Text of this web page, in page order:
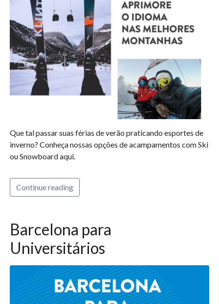
Que tal passar suas férias de verão praticando esportes de
inverno? Conheça nossas opções de acampamentos com Ski
ou Snowboard aqui.
Continue reading
Barcelona para
Universitários